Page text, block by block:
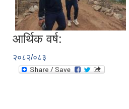
आर्थिक वर्ष:
२०८२/०८३